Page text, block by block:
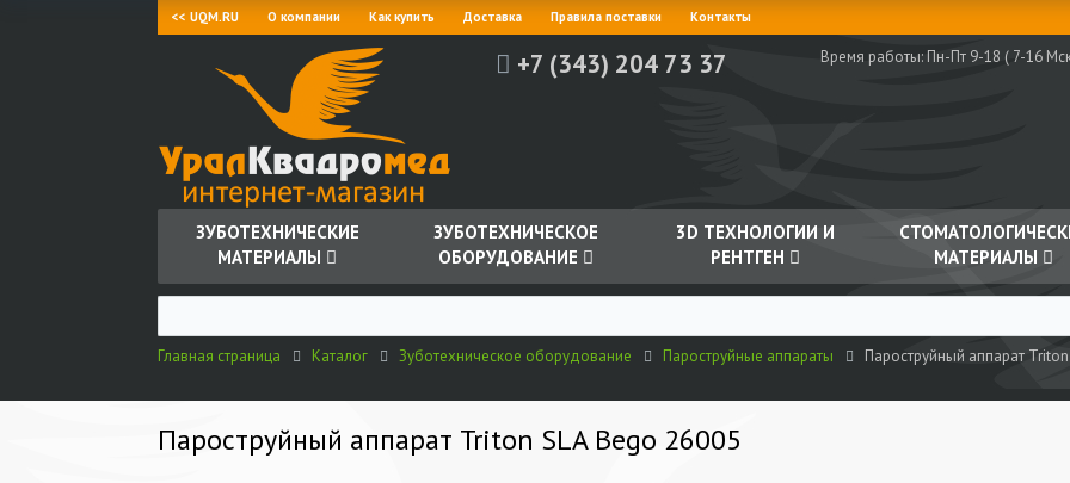
<< UQM.RU О компании Как купить Доставка Правила поставки Контакты
+7 (343) 204 73 37 Время работы:Пн-Пт 9-18 ( 7-16
ЗУБОТЕХНИЧЕСКИЕ
МАТЕРИАЛЫ
ЗУБОТЕХНИЧЕСКОЕ
ОБОРУДОВАНИЕ
3D ТЕХНОЛОГИИ И
РЕНТГЕН
МАТЕРИАЛЫ
Главная страница Каталог Зуботехническое оборудование Пароструйные аппараты Пароструйный аппарат
Пароструйный аппарат Triton SLA Bego 26005